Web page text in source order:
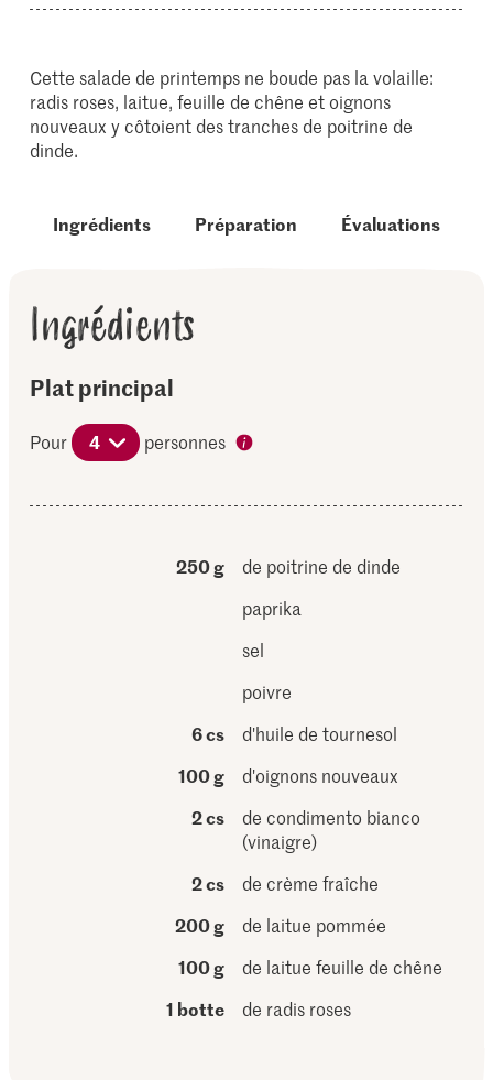
Cette salade de printemps ne boude pas la volaille:
radis roses, laitue, feuille de chêne et oignons
nouveaux y côtoient des tranches de poitrine de
dinde.
Ingrédients Préparation Évaluations
Ingrédients
Plat principal
Pour 4 personnes
250 g
de poitrine de dinde
paprika
sel
poivre
6 cs
d'huile de tournesol
100 g
d'oignons nouveaux
2 cs
de condimento bianco
(vinaigre)
2 cs
de crème fraîche
200 g
de laitue pommée
100 g
de laitue feuille de chêne
1 botte
de radis roses